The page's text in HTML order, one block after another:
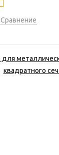
Сравнение